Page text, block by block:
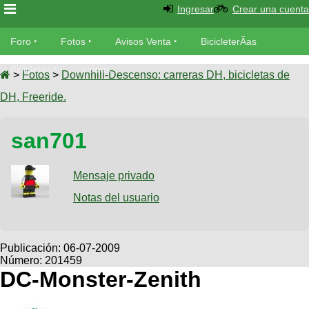
Foro
Foro
TÃ©cnica
Fotos
tu foto
Galeria
XC
Viajes
Descenso
SUBÃ
tu
Buscar
Ultimos
Fotos
BicicleterÃ­
as
Bicicletas
Tandem
Videos
Cicloturismo
Ingresar Crear una cuenta
Foro Fotos Avisos Venta BicicleterÃ­as
Bicicletas Videos
> Fotos > Downhill-Descenso: carreras DH, bicicletas de
DH, Freeride.
san701
Mensaje privado
Notas del usuario
Publicación: 06-07-2009
Número: 201459
DC-Monster-Zenith